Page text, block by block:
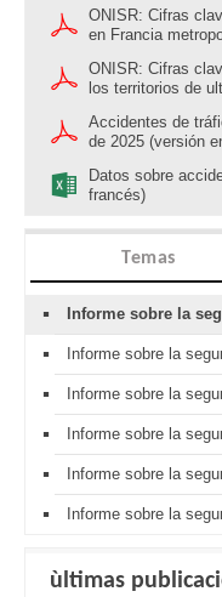
ONISR: Cifras
en Francia
ONISR: Cifras
los territorios de
Accidentes de
de 2025 (versión
Datos sobre
francés)
Temas
Informe sobre la
Informe sobre la
Informe sobre la
Informe sobre la
Informe sobre la
Informe sobre la
ùltimas